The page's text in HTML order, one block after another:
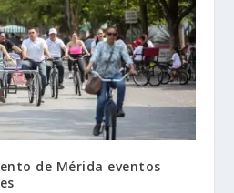
de Mérida eventos